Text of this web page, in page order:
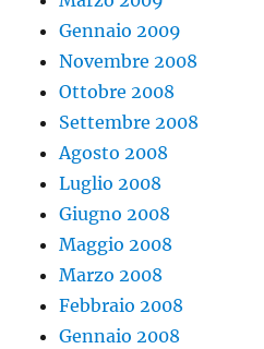
Gennaio 2009
Novembre 2008
Ottobre 2008
Settembre 2008
Agosto 2008
Luglio 2008
Giugno 2008
Maggio 2008
Marzo 2008
Febbraio 2008
Gennaio 2008